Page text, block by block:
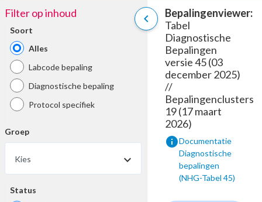
chevron_left
Filter op inhoud
Soort
Alles
Labcode bepaling
Diagnostische bepaling
Protocol specifiek
Groep
Kies
Status
Bepalingenviewer:
Tabel
Diagnostische
Bepalingen
versie 45 (03
december 2025)
//
Bepalingenclusters
19 (17 maart
2026)
infoDocumentatie
Diagnostische
bepalingen
(NHG-Tabel 45)